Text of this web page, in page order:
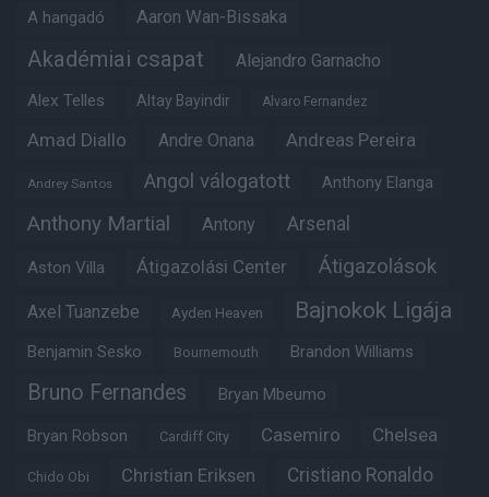
A hangadó Aaron Wan-Bissaka
Akadémiai csapat Alejandro Garnacho
Alex Telles Altay Bayindir Alvaro Fernandez
Amad Diallo Andre Onana Andreas Pereira
Andrey Santos Angol válogatott Anthony Elanga
Anthony Martial Antony Arsenal
Aston Villa Átigazolási Center Átigazolások
Axel Tuanzebe Ayden Heaven Bajnokok Ligája
Benjamin Sesko Bournemouth Brandon Williams
Bruno Fernandes Bryan Mbeumo
Bryan Robson Cardiff City Casemiro Chelsea
Chido Obi Christian Eriksen Cristiano Ronaldo